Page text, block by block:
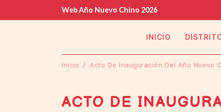
Web Año Nuevo Chino 2026
INICIO
Inicio Acto De Inauguración Del Año Nuevo
ACTO DE